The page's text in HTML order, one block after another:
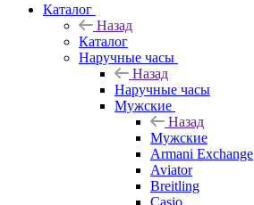
Каталог
Назад
Каталог
Наручные часы
Назад
Наручные часы
Мужские
Назад
Мужские
Armani Exchange
Aviator
Breitling
Casio